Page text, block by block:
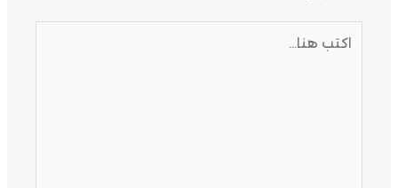
هنا...